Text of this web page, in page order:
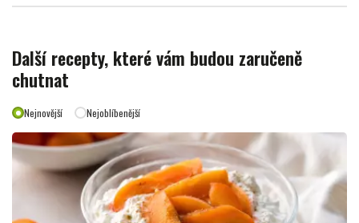
Další recepty, které vám budou zaručeně
chutnat
Nejnovější Nejoblíbenější